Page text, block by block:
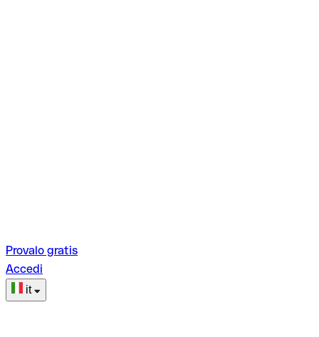
Provalo gratis
Accedi
it